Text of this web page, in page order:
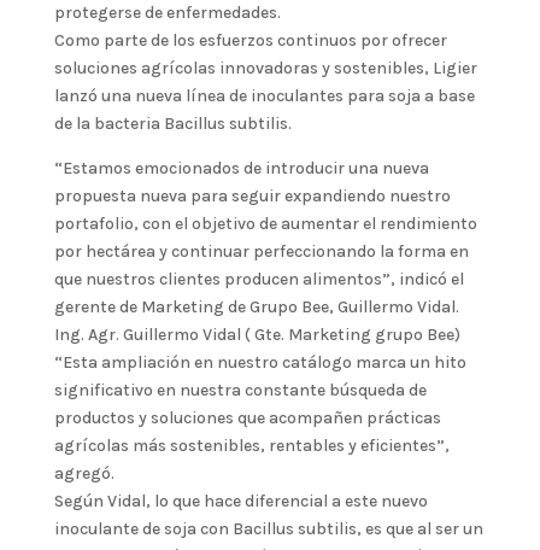
protegerse de enfermedades.
Como parte de los esfuerzos continuos por ofrecer
soluciones agrícolas innovadoras y sostenibles, Ligier
lanzó una nueva línea de inoculantes para soja a base
de la bacteria Bacillus subtilis.
“Estamos emocionados de introducir una nueva
propuesta nueva para seguir expandiendo nuestro
portafolio, con el objetivo de aumentar el rendimiento
por hectárea y continuar perfeccionando la forma en
que nuestros clientes producen alimentos”, indicó el
gerente de Marketing de Grupo Bee, Guillermo Vidal.
Ing. Agr. Guillermo Vidal ( Gte. Marketing grupo Bee)
“Esta ampliación en nuestro catálogo marca un hito
significativo en nuestra constante búsqueda de
productos y soluciones que acompañen prácticas
agrícolas más sostenibles, rentables y eficientes”,
agregó.
Según Vidal, lo que hace diferencial a este nuevo
inoculante de soja con Bacillus subtilis, es que al ser un